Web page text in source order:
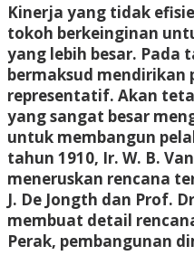
Kinerja yang tidak
tokoh berkeinginan
yang lebih besar. Pada
bermaksud mendirikan
representatif. Akan
yang sangat besar
untuk membangun
tahun 1910, Ir. W. B.
meneruskan rencana
J. De Jongth dan Prof.
membuat detail
Perak, pembangunan